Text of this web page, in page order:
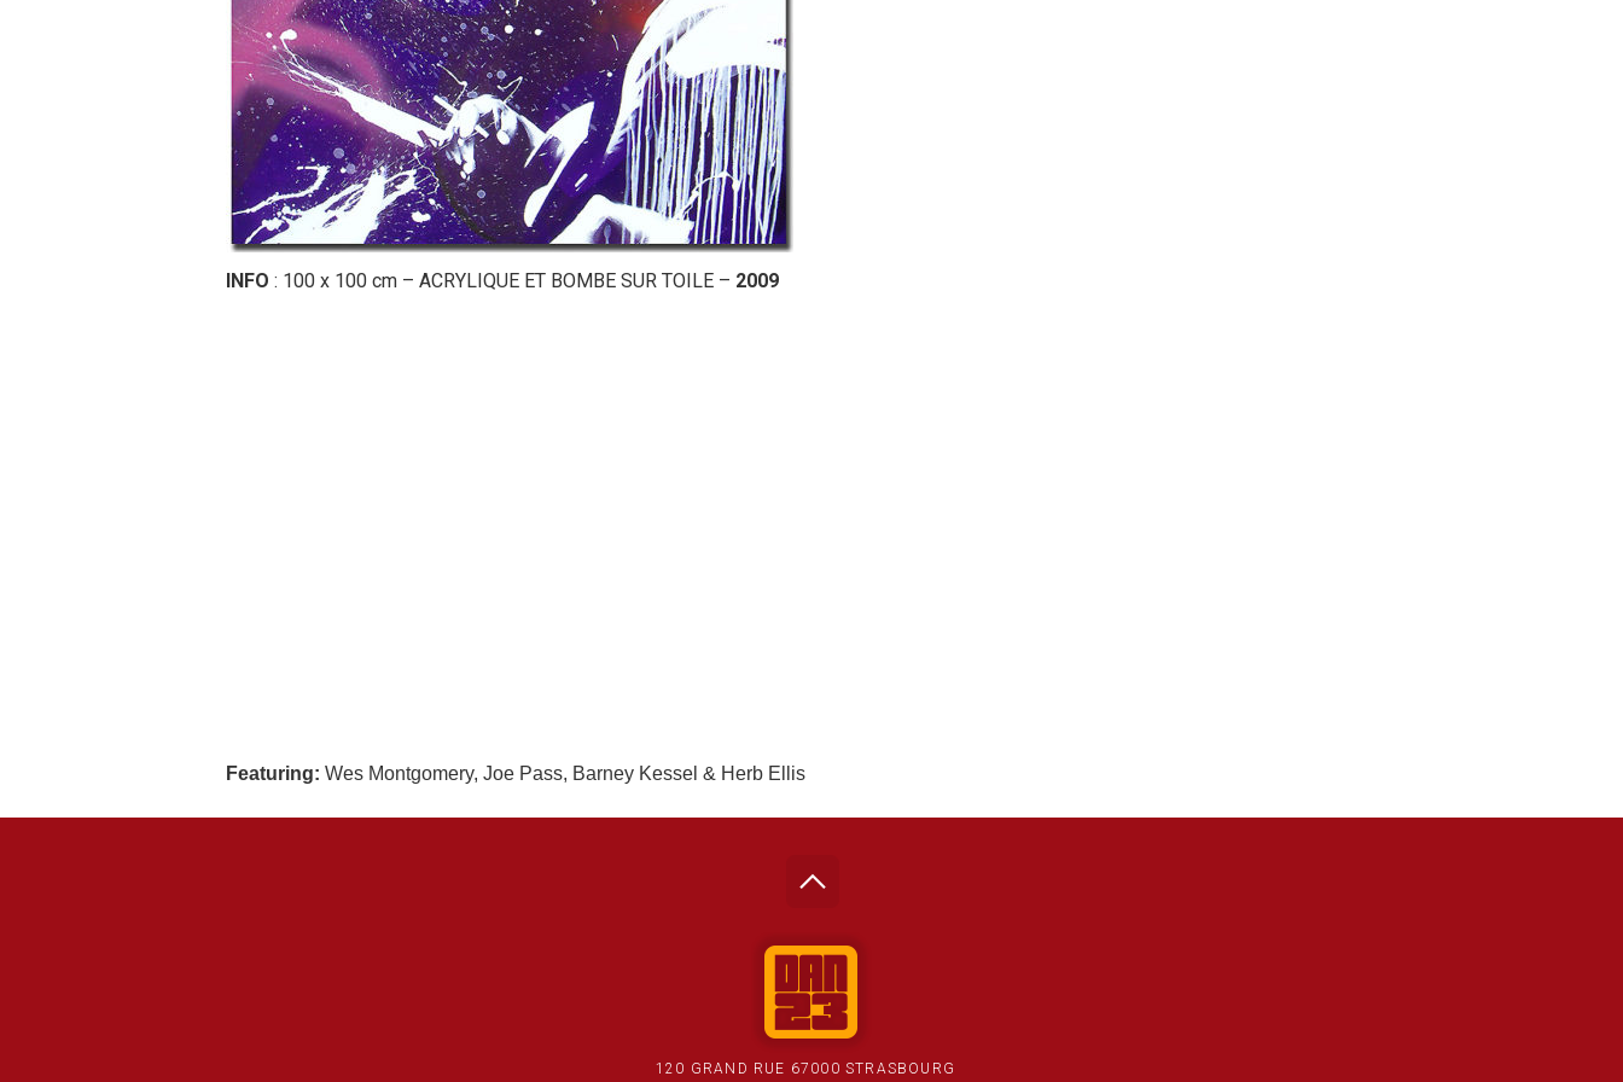
INFO : 100 x 100 cm – ACRYLIQUE ET BOMBE SUR TOILE – 2009
Featuring: Wes Montgomery, Joe Pass, Barney Kessel & Herb Ellis
120 GRAND RUE 67000 STRASBOURG